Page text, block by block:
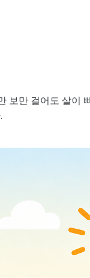
보만 걸어도 살이